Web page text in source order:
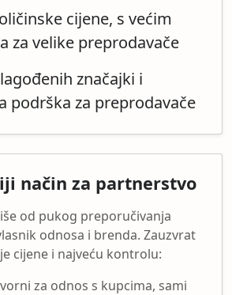
cijene, s većim
za velike preprodavače
značajki i
podrška za preprodavače
način za partnerstvo
od pukog preporučivanja
odnosa i brenda. Zauzvrat
cijene i najveću kontrolu:
za odnos s kupcima, sami